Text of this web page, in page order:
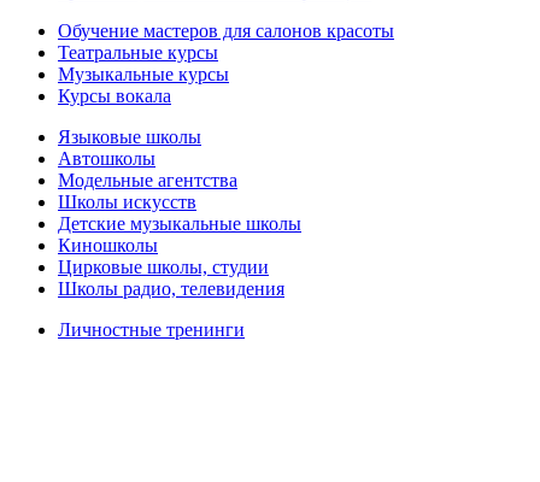
Обучение мастеров для салонов красоты
Театральные курсы
Музыкальные курсы
Курсы вокала
Языковые школы
Автошколы
Модельные агентства
Школы искусств
Детские музыкальные школы
Киношколы
Цирковые школы, студии
Школы радио, телевидения
Личностные тренинги